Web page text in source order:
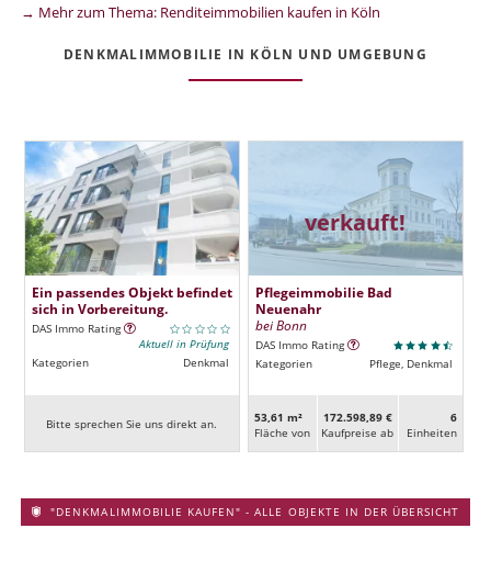
→ Mehr zum Thema: Renditeimmobilien kaufen in Köln
DENKMALIMMOBILIE IN KÖLN UND UMGEBUNG
Ein passendes Objekt befindet
sich in Vorbereitung.
DAS Immo Rating
Aktuell in Prüfung
Kategorien
Denkmal
Bitte sprechen Sie uns direkt an.
verkauft!
Pflegeimmobilie Bad
Neuenahr
bei Bonn
DAS Immo Rating
Kategorien
Pflege, Denkmal
53,61 m²
Fläche von
172.598,89 €
Kaufpreise ab
6
Ein­heiten
"DENKMALIMMOBILIE KAUFEN" - ALLE OBJEKTE IN DER ÜBERSICHT